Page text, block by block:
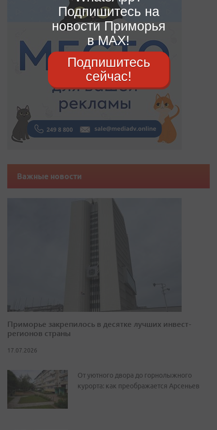
Важные новости
Приморье закрепилось в десятке лучших инвест-
регионов страны
17.07.2026
От уютного двора до горнолыжного
курорта: как преображается Арсеньев
Подпишитесь на
новости Приморья
в MAX!
Подпишитесь
сейчас!